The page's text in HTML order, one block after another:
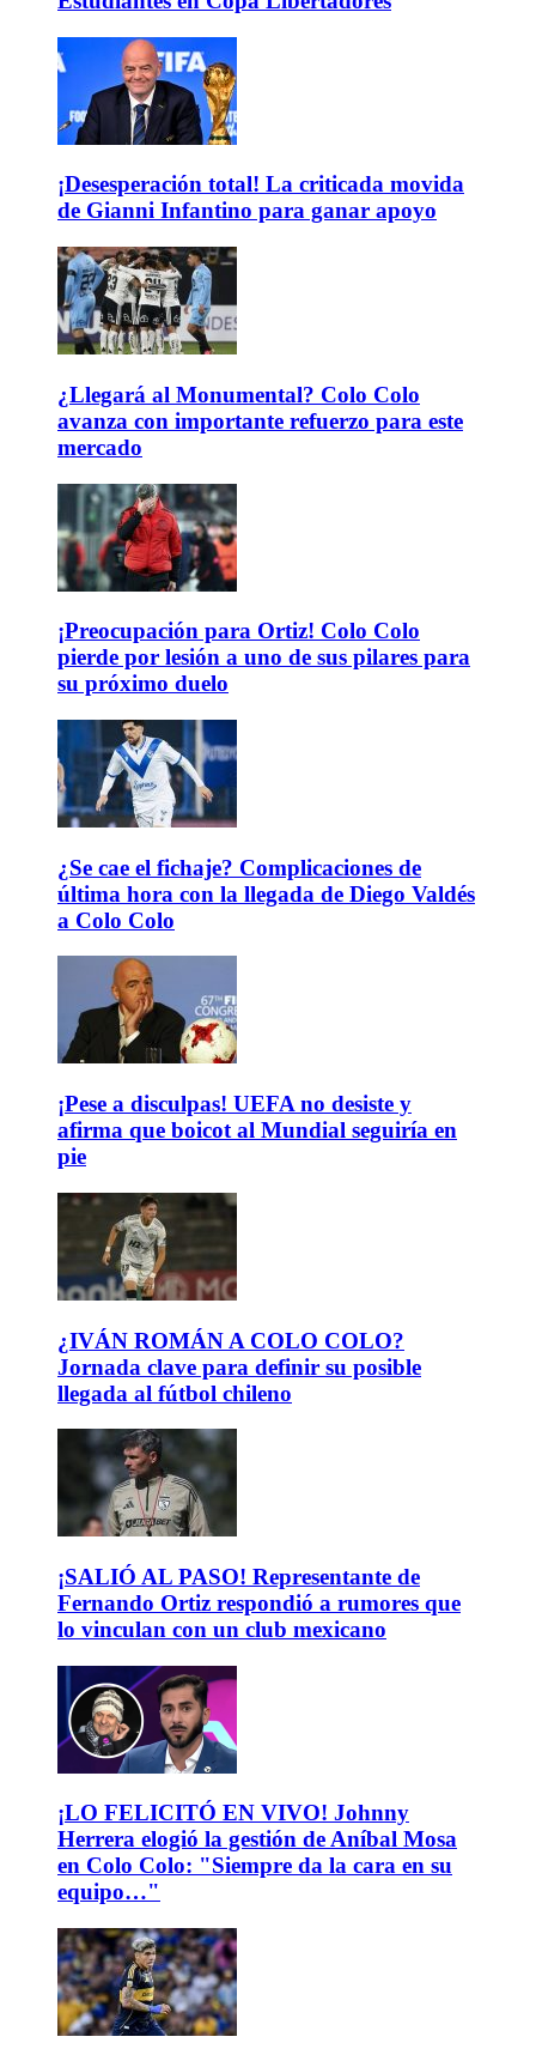
¡Desesperación total! La criticada movida
de Gianni Infantino para ganar apoyo
¿Llegará al Monumental? Colo Colo
avanza con importante refuerzo para este
mercado
¡Preocupación para Ortiz! Colo Colo
pierde por lesión a uno de sus pilares para
su próximo duelo
¿Se cae el fichaje? Complicaciones de
última hora con la llegada de Diego Valdés
a Colo Colo
¡Pese a disculpas! UEFA no desiste y
afirma que boicot al Mundial seguiría en
pie
¿IVÁN ROMÁN A COLO COLO?
Jornada clave para definir su posible
llegada al fútbol chileno
¡SALIÓ AL PASO! Representante de
Fernando Ortiz respondió a rumores que
lo vinculan con un club mexicano
¡LO FELICITÓ EN VIVO! Johnny
Herrera elogió la gestión de Aníbal Mosa
en Colo Colo: "Siempre da la cara en su
equipo…"